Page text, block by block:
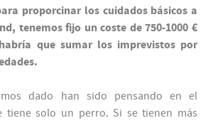
proporcinar los cuidados básicos a
tenemos fijo un coste de 750-1000 €
que sumar los imprevistos por
dado han sido pensando en el
tiene solo un perro. Si se tienen más